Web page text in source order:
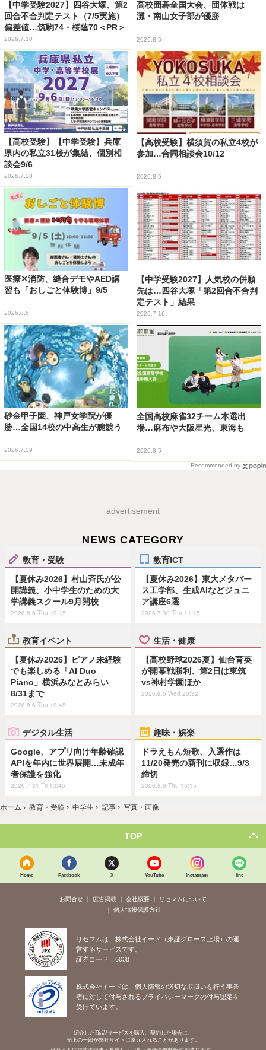
【中学受験2027】四谷大塚、第2
回合不合判定テスト（7/5実施）
偏差値…筑駒74・桜蔭70＜PR＞
2026.7.10
高校囲碁全国大会、団体戦は
灘・南山女子部が優勝
2026.8.5
【高校受験】【中学受験】兵庫
県内の私立31校が集結、個別相
談会9/6
2026.7.28
【高校受験】横須賀の私立4校が
参加…合同相談会10/12
2026.8.5
医療✕消防、縫合デモやAED講
習も「おしごと体験博」9/5
2026.8.6
【中学受験2027】人気校の併願
先は…四谷大塚「第2回合不合判
定テスト」結果
2026.7.16
砂金甲子園、神戸女学院が優
勝…全国14校の中高生が腕競う
2026.7.29
全国高校麻雀32チーム本選出
場…麻布や大阪星光、東海も
2026.8.5
Recommended by
advertisement
NEWS CATEGORY
教育・受験
【夏休み2026】村山斉氏が公
開講義、小中学生のための大
学講義スクール9月開校
2026.8.6 Thu 19:15
教育ICT
【夏休み2026】東大メタバー
ス工学部、生成AIなどジュニ
ア講座6選
2026.7.30 Thu 11:15
教育イベント
【夏休み2026】ピアノ未経験
でも楽しめる「AI Duo
Piano」横浜みなとみらい
8/31まで
2026.8.6 Thu 19:45
生活・健康
【高校野球2026夏】仙台育英
が開幕戦勝利、第2日は東筑
vs神村学園ほか
2026.8.5 Wed 20:32
デジタル生活
Google、アプリ向け年齢確認
APIを年内に世界展開…未成年
者保護を強化
2026.7.31 Fri 13:45
趣味・娯楽
ドラえもん短歌、入選作は
11/20発売の新刊に収録…9/3
締切
2026.8.6 Thu 15:15
ホーム › 教育・受験 › 中学生 › 記事 › 写真・画像
TOP
Home Facebook X YouTube Instagram line
お問合せ 広告掲載 会社概要
リセマムについて
個人情報保護方針
リセマムは、株式会社イード（東証グロース上場）の運
営するサービスです。
証券コード：6038
株式会社イードは、個人情報の適切な取扱いを行う事業
者に対して付与されるプライバシーマークの付与認定を
受けています。
紹介した商品/サービスを購入、契約した場合に、
売上の一部が弊社サイトに還元されることがあります。